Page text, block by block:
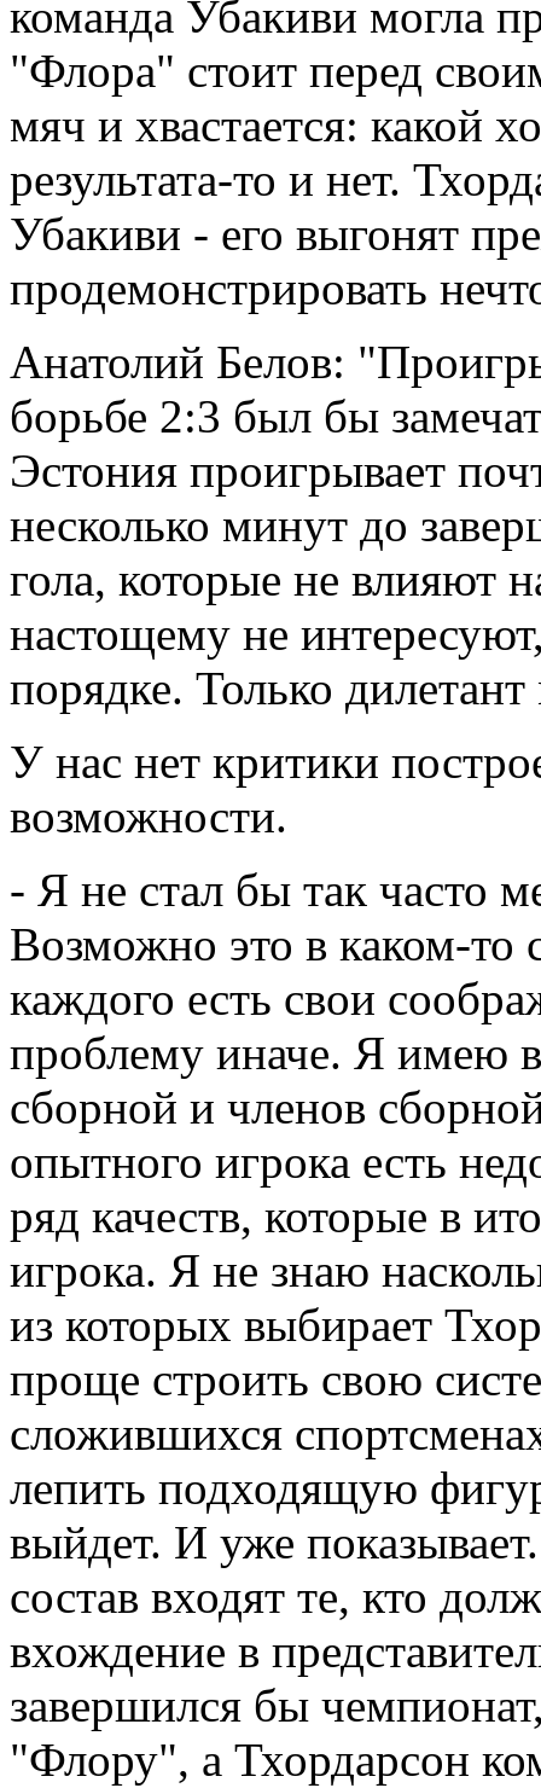
команда Убакиви могла
"Флора" стоит перед
мяч и хвастается: какой
результата-то и нет.
Убакиви - его выгонят
продемонстрировать
Анатолий Белов:
борьбе 2:3 был бы
Эстония проигрывает
несколько минут до
гола, которые не влияют
настощему не
порядке. Только
У нас нет критики
возможности.
- Я не стал бы так часто
Возможно это в каком-то
каждого есть свои
проблему иначе. Я имею
сборной и членов
опытного игрока есть
ряд качеств, которые в
игрока. Я не знаю
из которых выбирает
проще строить свою
сложившихся
лепить подходящую
выйдет. И уже
состав входят те, кто
вхождение в
завершился бы
"Флору", а Тхордарсон